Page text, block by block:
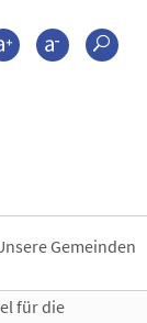
Schrift größerSchrift kleiner
Suche
Gemeinden
für die